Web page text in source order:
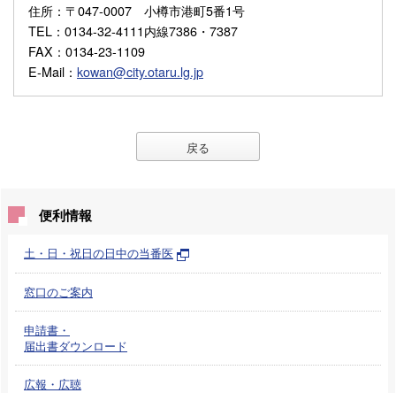
住所 ：〒047-0007 小樽市港町5番1号
TEL ：0134-32-4111内線7386・7387
FAX ：0134-23-1109
E-Mail ： kowan@city.otaru.lg.jp
戻る
便利情報
土・日・祝日の日中の当番医
窓口のご案内
申請書・
届出書ダウンロード
広報・広聴